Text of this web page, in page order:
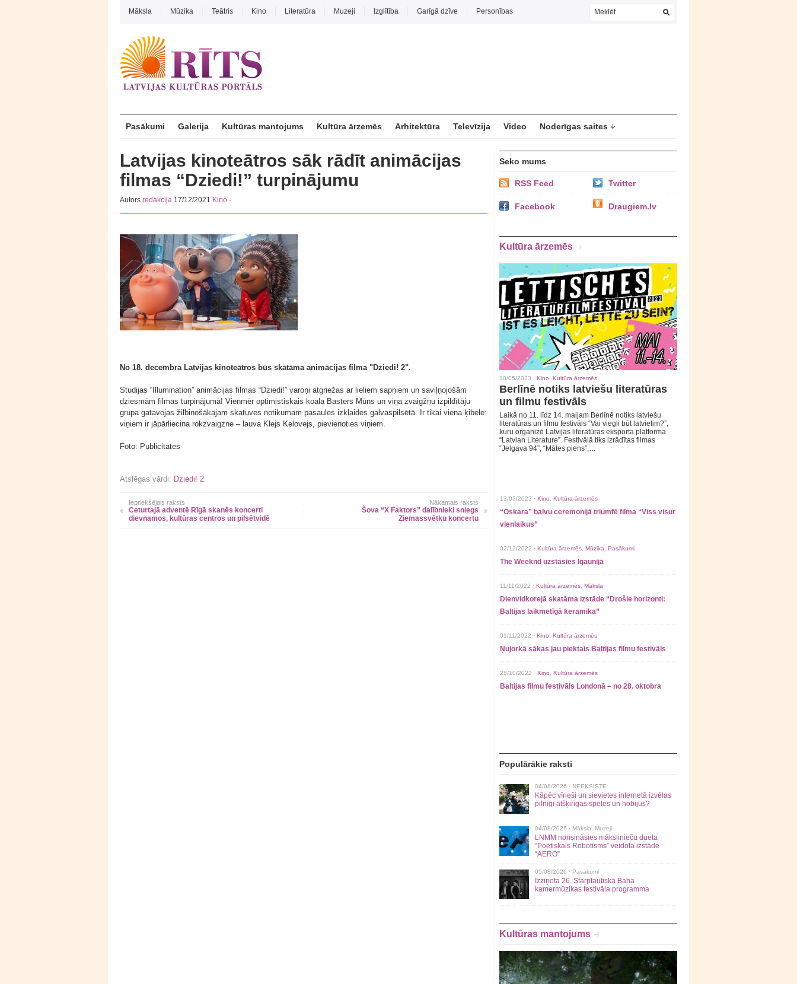
Māksla Mūzika Teātris Kino Literatūra Muzeji Izglītība Garīgā dzīve Personības
Pasākumi Galerija Kultūras mantojums Kultūra ārzemēs Arhitektūra Televīzija Video Noderīgas saites
Latvijas kinoteātros sāk rādīt animācijas
filmas “Dziedi!” turpinājumu
Autors redakcija 17/12/2021 Kino ·
No 18. decembra Latvijas kinoteātros būs skatāma animācijas filma "Dziedi! 2".
Studijas “Illumination” animācijas filmas “Dziedi!” varoņi atgriežas ar lieliem sapņiem un saviļņojošām
dziesmām filmas turpinājumā! Vienmēr optimistiskais koala Basters Mūns un viņa zvaigžņu izpildītāju
grupa gatavojas žilbinošākajam skatuves notikumam pasaules izklaides galvaspilsētā. Ir tikai viena ķibele:
viņiem ir jāpārliecina rokzvaigzne – lauva Klejs Kelovejs, pievienoties viņiem.
Foto: Publicitātes
Atslēgas vārdi: Dziedi! 2
Iepriekšējais raksts
Ceturtajā adventē Rīgā skanēs koncerti
dievnamos, kultūras centros un pilsētvidē
Nākamais raksts
Šova “X Faktors” dalībnieki sniegs
Ziemassvētku koncertu
Seko mums
RSS Feed Twitter
Facebook Draugiem.lv
Kultūra ārzemēs
10/05/2023 · Kino Kultūra ārzemēs
Berlīnē notiks latviešu literatūras
un filmu festivāls
Laikā no 11. līdz 14. maijam Berlīnē notiks latviešu
literatūras un filmu festivāls “Vai viegli būt latvietim?”,
kuru organizē Latvijas literatūras eksporta platforma
“Latvian Literature”. Festivālā tiks izrādītas filmas
“Jelgava 94”, “Mātes piens”,…
13/03/2023 · Kino Kultūra ārzemēs
“Oskara” balvu ceremonijā triumfē filma “Viss visur
vienlaikus”
02/12/2022 · Kultūra ārzemēs Mūzika Pasākumi
The Weeknd uzstāsies Igaunijā
11/11/2022 · Kultūra ārzemēs Māksla
Dienvidkorejā skatāma izstāde “Drošie horizonti:
Baltijas laikmetīgā keramika”
01/11/2022 · Kino Kultūra ārzemēs
Ņujorkā sākas jau piektais Baltijas filmu festivāls
28/10/2022 · Kino Kultūra ārzemēs
Baltijas filmu festivāls Londonā – no 28. oktobra
Populārākie raksti
04/08/2026 · NEEKSISTE
Kāpēc vīrieši un sievietes internetā izvēlas
pilnīgi atšķirīgas spēles un hobijus?
04/08/2026 · Māksla Muzeji
LNMM norisināsies mākslinieču dueta
“Poētiskais Robotisms” veidota izstāde
“AERO”
05/08/2026 · Pasākumi
Izziņota 26. Starptautiskā Baha
kamermūzikas festivāla programma
Kultūras mantojums